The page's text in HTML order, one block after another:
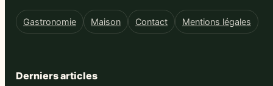
Gastronomie Maison Contact Mentions légales
Derniers articles